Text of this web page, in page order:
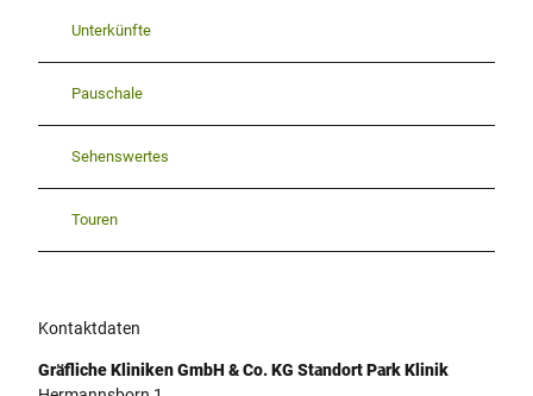
Unterkünfte
Pauschale
Sehenswertes
Touren
Kontaktdaten
Gräfliche Kliniken GmbH & Co. KG Standort Park Klinik